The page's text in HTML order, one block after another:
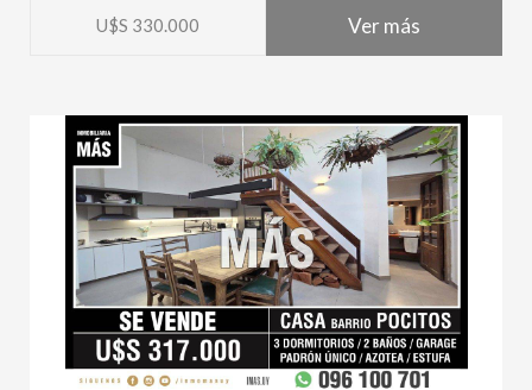
U$S 330.000 Ver más